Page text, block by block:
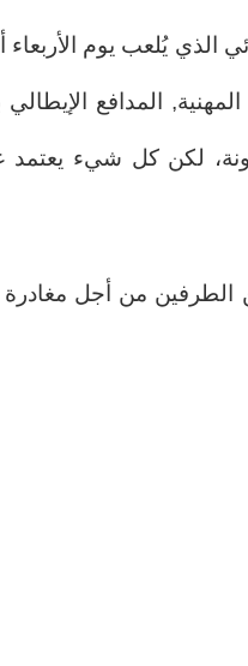
الذي يُلعب يوم الأربعاء
المدافع الإيطالي
لكن كل شيء يعتمد
من أجل مغادرة